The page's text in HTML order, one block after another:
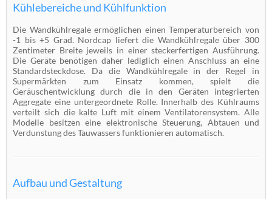
Kühlebereiche und Kühlfunktion
Die Wandkühlregale ermöglichen einen Temperaturbereich von
-1 bis +5 Grad. Nordcap liefert die Wandkühlregale über 300
Zentimeter Breite jeweils in einer steckerfertigen Ausführung.
Die Geräte benötigen daher lediglich einen Anschluss an eine
Standardsteckdose. Da die Wandkühlregale in der Regel in
Supermärkten zum Einsatz kommen, spielt die
Geräuschentwicklung durch die in den Geräten integrierten
Aggregate eine untergeordnete Rolle. Innerhalb des Kühlraums
verteilt sich die kalte Luft mit einem Ventilatorensystem. Alle
Modelle besitzen eine elektronische Steuerung, Abtauen und
Verdunstung des Tauwassers funktionieren automatisch.
Aufbau und Gestaltung